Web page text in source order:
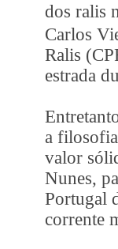
dos ralis
Carlos
Ralis
estrada
a
valor
Nunes,
Portugal
corrente